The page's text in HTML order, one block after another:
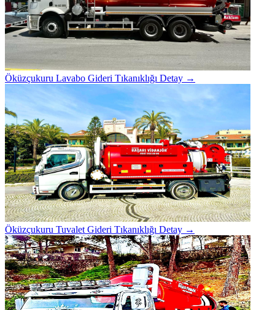
Öküzçukuru Lavabo Gideri Tıkanıklığı Detay →
Öküzçukuru Tuvalet Gideri Tıkanıklığı Detay →